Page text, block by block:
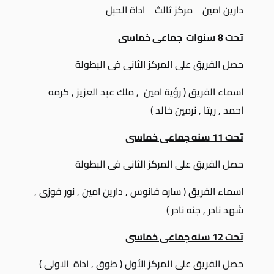
دارين امين مركز ثالث اداة الحبل
تحت 8 سنوات جماعى خماسى
حصل الفريق على المركز الثانى فى البطولة
اسماء الفريق ( رؤية امين , ملك عبد العزيز , كرمه
احمد , ريتا , نرمين خالد )
تحت 11 سنه جماعى خماسى
حصل الفريق على المركز الثانى فى البطولة
اسماء الفريق ( ساره فانوس , دارين امين , نور فوزى ,
شهد نادر , جنه نادر )
تحت 12 سنه جماعى خماسى
حصل الفريق على المركز الأول ( طوق , اداة الاولى )